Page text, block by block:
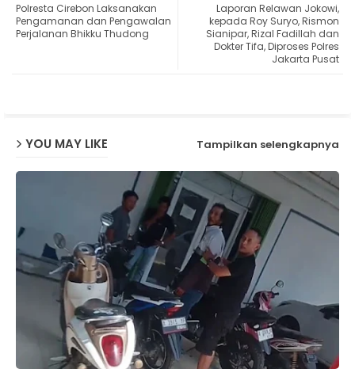
ats
ap
Laporan Relawan Jokowi,
kepada Roy Suryo, Rismon
Sianipar, Rizal Fadillah dan
Dokter Tifa, Diproses Polres
Jakarta Pusat
Polresta Cirebon Laksanakan
Pengamanan dan Pengawalan
Perjalanan Bhikku Thudong
YOU MAY LIKE Tampilkan selengkapnya